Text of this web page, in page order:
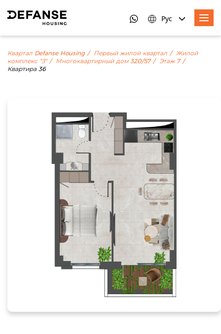
Рус
Квартал Defanse Housing Первый жилой квартал
Жилой
комплекс "З"
Многоквартирный дом 320/57
Этаж 7
Квартира 36